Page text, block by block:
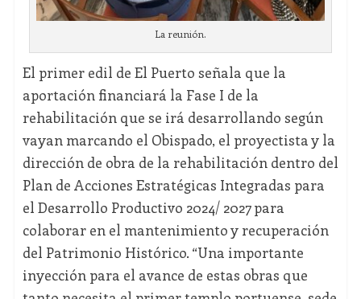
La reunión.
El primer edil de El Puerto señala que la
aportación financiará la Fase I de la
rehabilitación que se irá desarrollando según
vayan marcando el Obispado, el proyectista y la
dirección de obra de la rehabilitación dentro del
Plan de Acciones Estratégicas Integradas para
el Desarrollo Productivo 2024/ 2027 para
colaborar en el mantenimiento y recuperación
del Patrimonio Histórico. “Una importante
inyección para el avance de estas obras que